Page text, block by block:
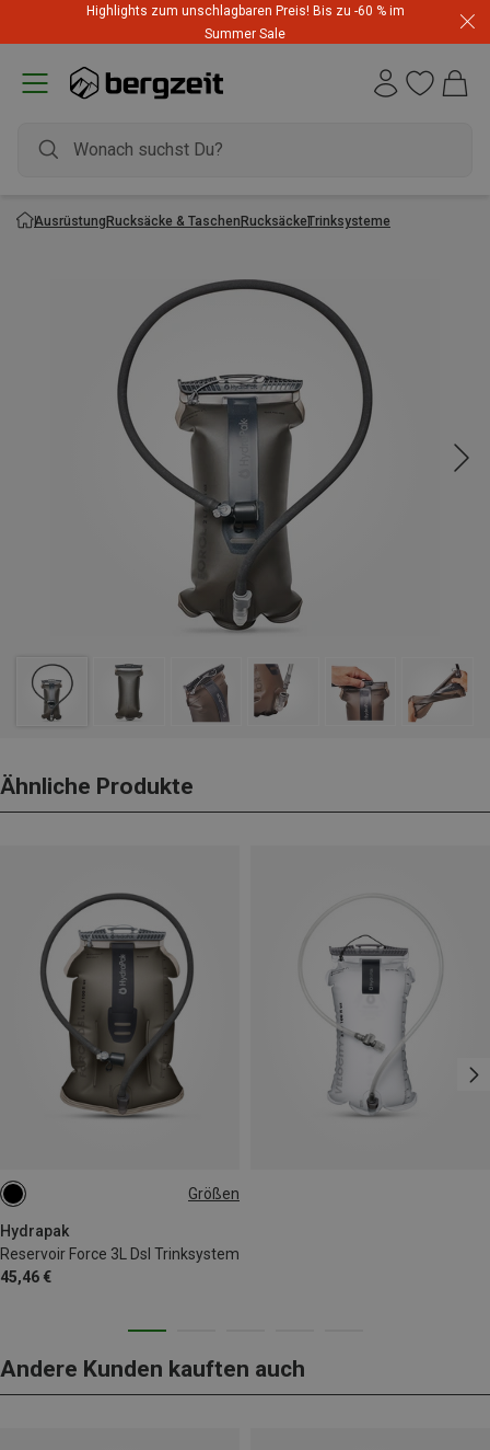
Highlights zum unschlagbaren Preis! Bis zu -60 % im
Summer Sale
AusrüstungRucksäcke & TaschenRucksäckeTrinksysteme
Ähnliche Produkte
Größen
Hydrapak
Reservoir Force 3L Dsl Trinksystem
45,46 €
3L
Andere Kunden kauften auch